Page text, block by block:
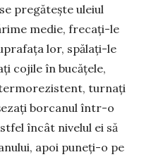
pregătește uleiul
medie, frecați-le
lor, spălați-le
cojile în bucățele,
turnați
borcanul într-o
încât nivelul ei să
apoi puneți-o pe